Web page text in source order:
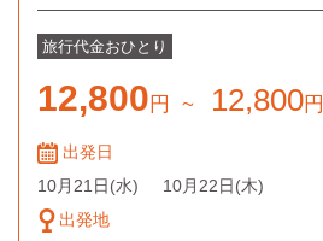
旅行代金おひとり
12,800円 ~ 12,800円
出発日
10月21日(水) 10月22日(木)
出発地